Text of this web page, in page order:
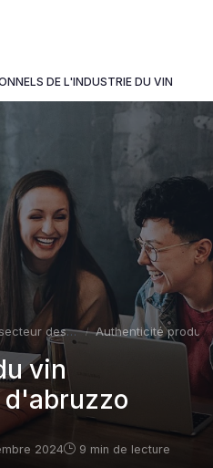
DE L'INDUSTRIE DU VIN
vins et spiritueux Authenticité produits
vin
d'abruzzo
2024 9 min de lecture